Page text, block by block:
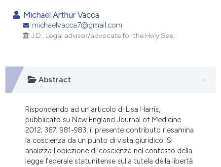
Mentioning
Contrasting
how this article has been
at
shows how a scientific paper
been cited by providing the
of the citation, a
describing whether
Michael Arthur Vacca
michaelvacca7@gmail.com
J.D., Legal advisor/advocate for the Holy See, .
Abstract
Rispondendo ad un articolo di Lisa Harris,
pubblicato su New England Journal of Medicine
2012; 367: 981-983, il presente contributo riesamina
la coscienza da un punto di vista giuridico. Si
analizza l'obiezione di coscienza nel contesto della
legge federale statunitense sulla tutela della libertà